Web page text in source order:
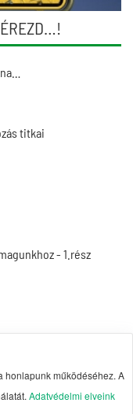
titkai
- 1.rész
elvek| Süti
honlapunk működéséhez. A
Adatvédelmi elveink